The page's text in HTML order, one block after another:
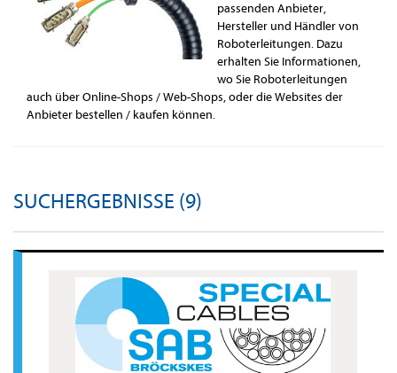
passenden Anbieter,
Hersteller und Händler von
Roboterleitungen. Dazu
erhalten Sie Informationen,
wo Sie Roboterleitungen
auch über Online-Shops / Web-Shops, oder die Websites der
Anbieter bestellen / kaufen können.
SUCHERGEBNISSE (9)